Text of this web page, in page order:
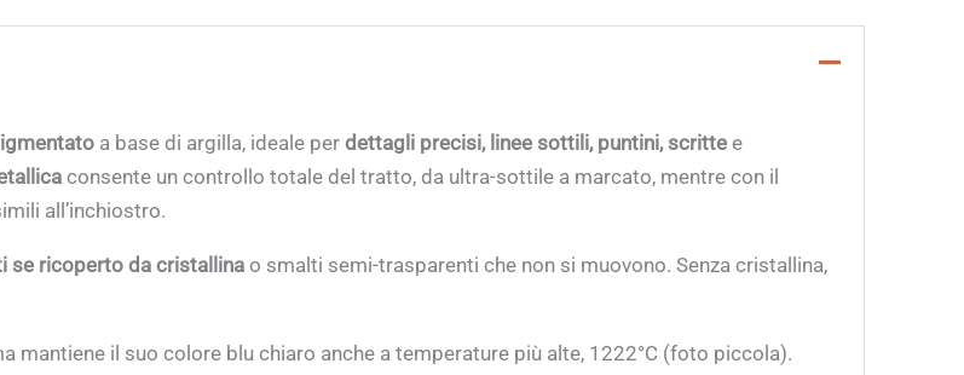
a base di argilla, ideale perdettagli precisi, linee sottili, puntini, scrittee
consente un controllo totale del tratto, da ultra-sottile a marcato, mentre con il
all’inchiostro.
se ricoperto da cristallinao smalti semi-trasparenti che non si muovono. Senza cristallina,
mantiene il suo colore blu chiaro anche a temperature più alte, 1222°C (foto piccola).